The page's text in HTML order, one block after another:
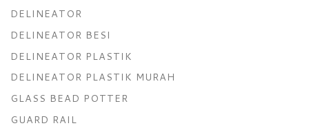
DELINEATOR
DELINEATOR BESI
DELINEATOR PLASTIK
DELINEATOR PLASTIK MURAH
GLASS BEAD POTTER
GUARD RAIL